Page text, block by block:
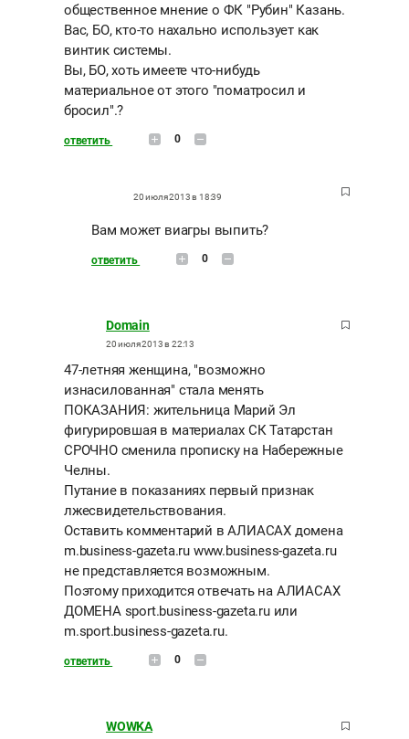
общественное мнение о ФК "Рубин" Казань.
Вас, БО, кто-то нахально использует как
винтик системы.
Вы, БО, хоть имеете что-нибудь
материальное от этого "поматросил и
бросил".?
ответить 0
20 июля 2013 в 18:39
Вам может виагры выпить?
ответить 0
Domain
20 июля 2013 в 22:13
47-летняя женщина, "возможно
изнасилованная" стала менять
ПОКАЗАНИЯ: жительница Марий Эл
фигурировшая в материалах СК Татарстан
СРОЧНО сменила прописку на Набережные
Челны.
Путание в показаниях первый признак
лжесвидетельствования.
Оставить комментарий в АЛИАСАХ домена
m.business-gazeta.ru www.business-gazeta.ru
не представляется возможным.
Поэтому приходится отвечать на АЛИАСАХ
ДОМЕНА sport.business-gazeta.ru или
m.sport.business-gazeta.ru.
ответить 0
WOWKA